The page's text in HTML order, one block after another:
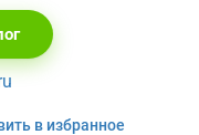
в избранное